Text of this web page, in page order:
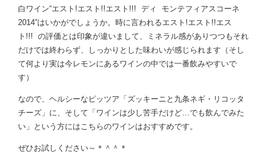
白ワイン“エスト!エスト!!エスト!!! ディ モンテフィアスコーネ
2014”はいかがでしょうか。時に言われるエスト!エスト!!エス
ト!!! の評価とは印象が違いまして、ミネラル感がありつつもそれ
だけでは終わらず、しっかりとした味わいが感じられます（そし
て何より実は今レモンにあるワインの中では一番飲みやすいで
す）
なので、ヘルシーなピッツア「ズッキーニと九条ネギ・リコッタ
チーズ」に、そして「ワインは少し苦手だけど…でも飲んでみた
い」という方にはこちらのワインはおすすめです。
ぜひお試しください～＊＾＾＊